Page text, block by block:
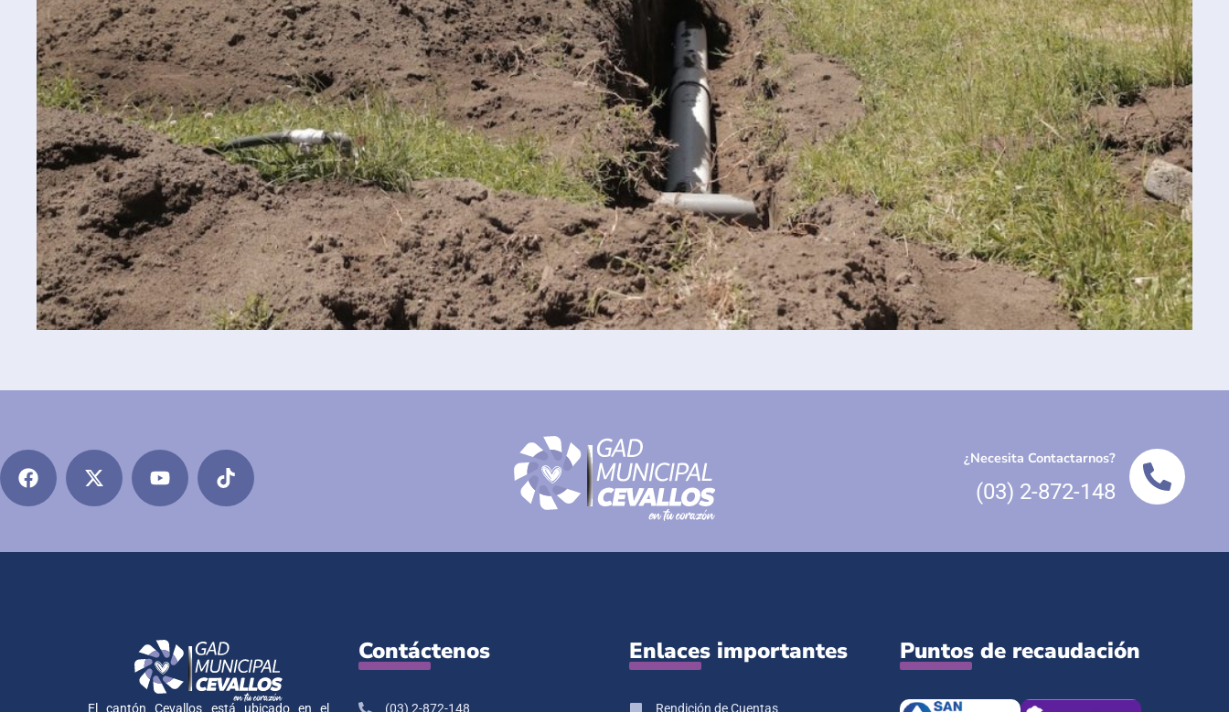
¿Necesita Contactarnos?
(03) 2-872-148
El cantón Cevallos está ubicado en el
Contáctenos
(03) 2-872-148
Enlaces importantes
Rendición de Cuentas
Puntos de recaudación